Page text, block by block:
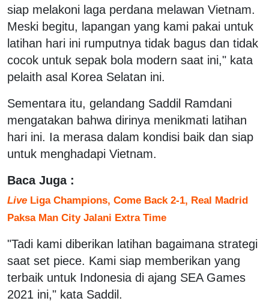
siap melakoni laga perdana melawan Vietnam.
Meski begitu, lapangan yang kami pakai untuk
latihan hari ini rumputnya tidak bagus dan tidak
cocok untuk sepak bola modern saat ini," kata
pelaith asal Korea Selatan ini.
Sementara itu, gelandang Saddil Ramdani
mengatakan bahwa dirinya menikmati latihan
hari ini. Ia merasa dalam kondisi baik dan siap
untuk menghadapi Vietnam.
Baca Juga :
Live Liga Champions, Come Back 2-1, Real Madrid
Paksa Man City Jalani Extra Time
"Tadi kami diberikan latihan bagaimana strategi
saat set piece. Kami siap memberikan yang
terbaik untuk Indonesia di ajang SEA Games
2021 ini," kata Saddil.